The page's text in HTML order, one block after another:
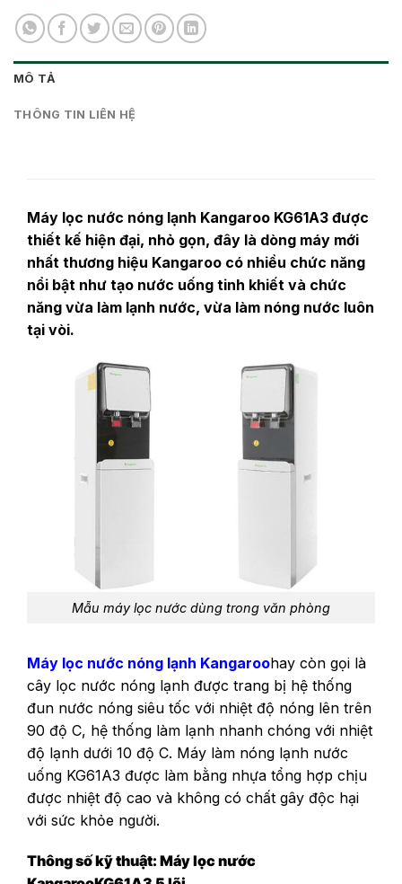
MÔ TẢ
THÔNG TIN LIÊN HỆ
Máy lọc nước nóng lạnh Kangaroo KG61A3 được
thiết kế hiện đại, nhỏ gọn, đây là dòng máy mới
nhất thương hiệu Kangaroo có nhiều chức năng
nổi bật như tạo nước uống tinh khiết và chức
năng vừa làm lạnh nước, vừa làm nóng nước luôn
tại vòi.
Mẫu máy lọc nước dùng trong văn phòng
Máy lọc nước nóng lạnh Kangaroohay còn gọi là
cây lọc nước nóng lạnh được trang bị hệ thống
đun nước nóng siêu tốc với nhiệt độ nóng lên trên
90 độ C, hệ thống làm lạnh nhanh chóng với nhiệt
độ lạnh dưới 10 độ C. Máy làm nóng lạnh nước
uống KG61A3 được làm bằng nhựa tổng hợp chịu
được nhiệt độ cao và không có chất gây độc hại
với sức khỏe người.
Thông số kỹ thuật: Máy lọc nước